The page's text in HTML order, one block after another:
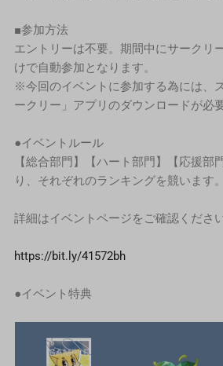
■参加方法
エントリーは不要。期間中にサークリ
けで自動参加となります。
※今回のイベントに参加する為には、
ークリー」アプリのダウンロードが必
●イベントルール
【総合部門】【ハート部門】【応援部
り、それぞれのランキングを競います。
詳細はイベントページをご確認ください
https://bit.ly/41572bh
●イベント特典